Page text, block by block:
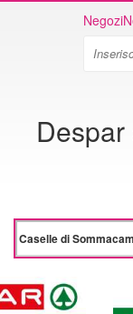
Negozi